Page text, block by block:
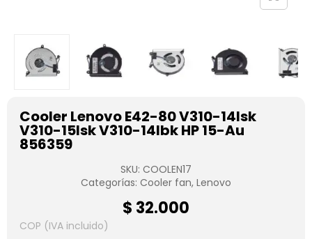
Cooler Lenovo E42-80 V310-14Isk
V310-15Isk V310-14Ibk HP 15-Au
856359
SKU: COOLEN17
Categorías: Cooler fan, Lenovo
$ 32.000
COP (IVA incluido)